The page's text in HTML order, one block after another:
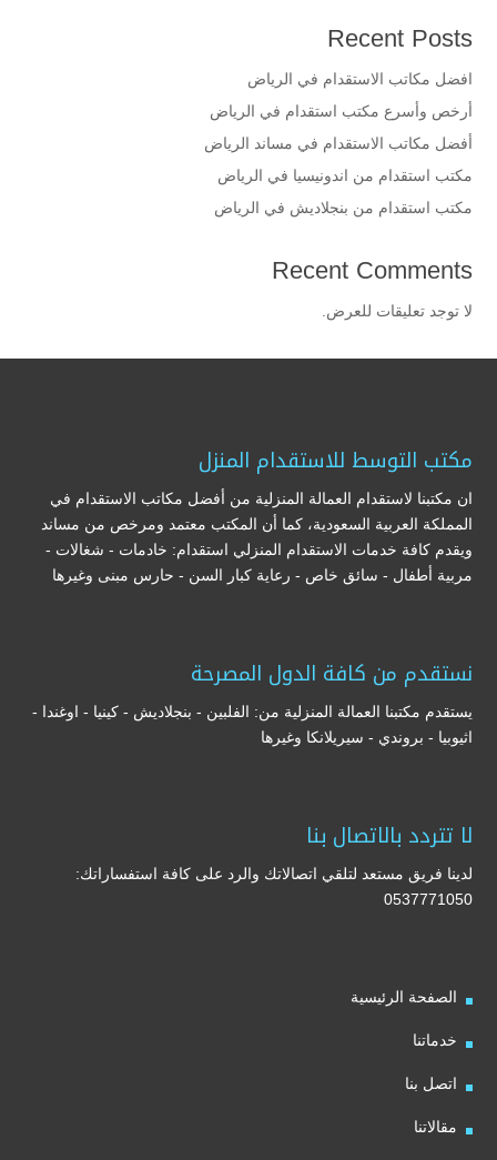
Recent Posts
افضل مكاتب الاستقدام في الرياض
أرخص وأسرع مكتب استقدام في الرياض
أفضل مكاتب الاستقدام في مساند الرياض
مكتب استقدام من اندونيسيا في الرياض
مكتب استقدام من بنجلاديش في الرياض
Recent Comments
لا توجد تعليقات للعرض.
مكتب التوسط للاستقدام المنزل
ان مكتبنا لاستقدام العمالة المنزلية من أفضل مكاتب الاستقدام في
المملكة العربية السعودية، كما أن المكتب معتمد ومرخص من مساند
ويقدم كافة خدمات الاستقدام المنزلي استقدام: خادمات - شغالات -
مربية أطفال - سائق خاص - رعاية كبار السن - حارس مبنى وغيرها
نستقدم من كافة الدول المصرحة
يستقدم مكتبنا العمالة المنزلية من: الفلبين - بنجلاديش - كينيا - اوغندا -
اثيوبيا - بروندي - سيريلانكا وغيرها
لا تتردد بالاتصال بنا
لدينا فريق مستعد لتلقي اتصالاتك والرد على كافة استفساراتك:
0537771050
الصفحة الرئيسية
خدماتنا
اتصل بنا
مقالاتنا